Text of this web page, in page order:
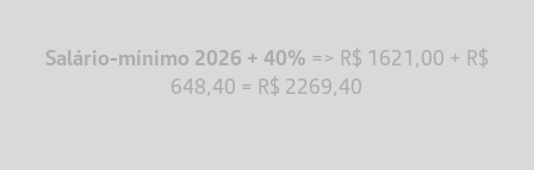
Salário-mínimo 2026 + 40% => R$ 1621,00 + R$
648,40 = R$ 2269,40